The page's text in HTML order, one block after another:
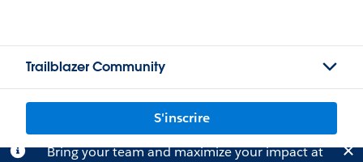
Trailblazer Community
S'inscrire
Bring your team and maximize your impact at